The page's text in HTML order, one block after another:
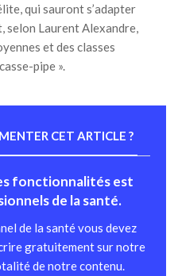
qui sauront s’adapter
selon Laurent Alexandre,
et des classes
pipe ».
CET ARTICLE ?
fonctionnalités est
de la santé.
de la santé vous devez
gratuitement sur notre
de notre contenu.